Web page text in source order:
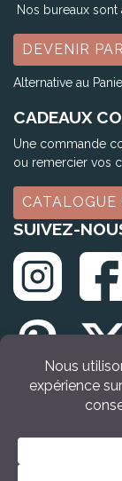
Nos bureaux sont
DEVENIR
Alternative au
CADEAUX
Une commande
ou remercier vos
CATALOGUE
SUIVEZ-
© Tous droits